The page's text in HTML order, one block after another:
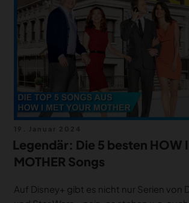
DEALS
MEIN HQ
50
am
Legendär: Die 5 besten HOW I
MOTHER Songs
Auf Disney+ gibt es nicht nur Serien von